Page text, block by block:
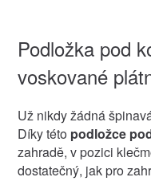
Podložka pod
voskované
Už nikdy žádná
Díky této podložce
zahradě, v pozici
dostatečný, jak pro